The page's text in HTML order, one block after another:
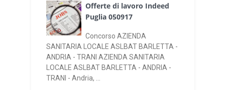
Offerte di lavoro Indeed
Puglia 050917
Concorso AZIENDA
SANITARIA LOCALE ASLBAT BARLETTA -
ANDRIA - TRANI AZIENDA SANITARIA
LOCALE ASLBAT BARLETTA - ANDRIA -
TRANI - Andria, ...